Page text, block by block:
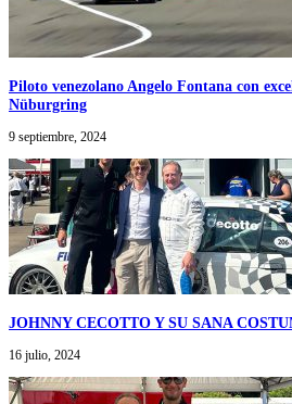
Piloto venezolano Angelo Fontana con
Nüburgring
9 septiembre, 2024
JOHNNY CECOTTO Y SU SANA
16 julio, 2024